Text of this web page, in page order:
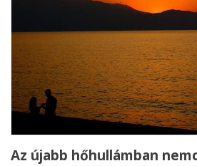
Az újabb hőhullámban